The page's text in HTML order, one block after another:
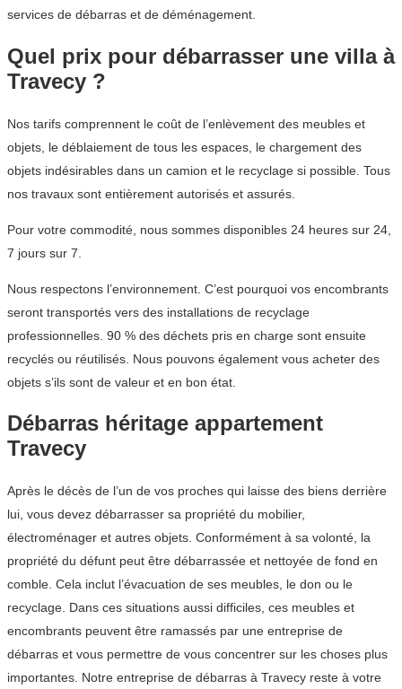
services de débarras et de déménagement.
Quel prix pour débarrasser une villa à
Travecy ?
Nos tarifs comprennent le coût de l’enlèvement des meubles et
objets, le déblaiement de tous les espaces, le chargement des
objets indésirables dans un camion et le recyclage si possible. Tous
nos travaux sont entièrement autorisés et assurés.
Pour votre commodité, nous sommes disponibles 24 heures sur 24,
7 jours sur 7.
Nous respectons l’environnement. C’est pourquoi vos encombrants
seront transportés vers des installations de recyclage
professionnelles. 90 % des déchets pris en charge sont ensuite
recyclés ou réutilisés. Nous pouvons également vous acheter des
objets s’ils sont de valeur et en bon état.
Débarras héritage appartement
Travecy
Après le décès de l’un de vos proches qui laisse des biens derrière
lui, vous devez débarrasser sa propriété du mobilier,
électroménager et autres objets. Conformément à sa volonté, la
propriété du défunt peut être débarrassée et nettoyée de fond en
comble. Cela inclut l’évacuation de ses meubles, le don ou le
recyclage. Dans ces situations aussi difficiles, ces meubles et
encombrants peuvent être ramassés par une entreprise de
débarras et vous permettre de vous concentrer sur les choses plus
importantes. Notre entreprise de débarras à Travecy reste à votre